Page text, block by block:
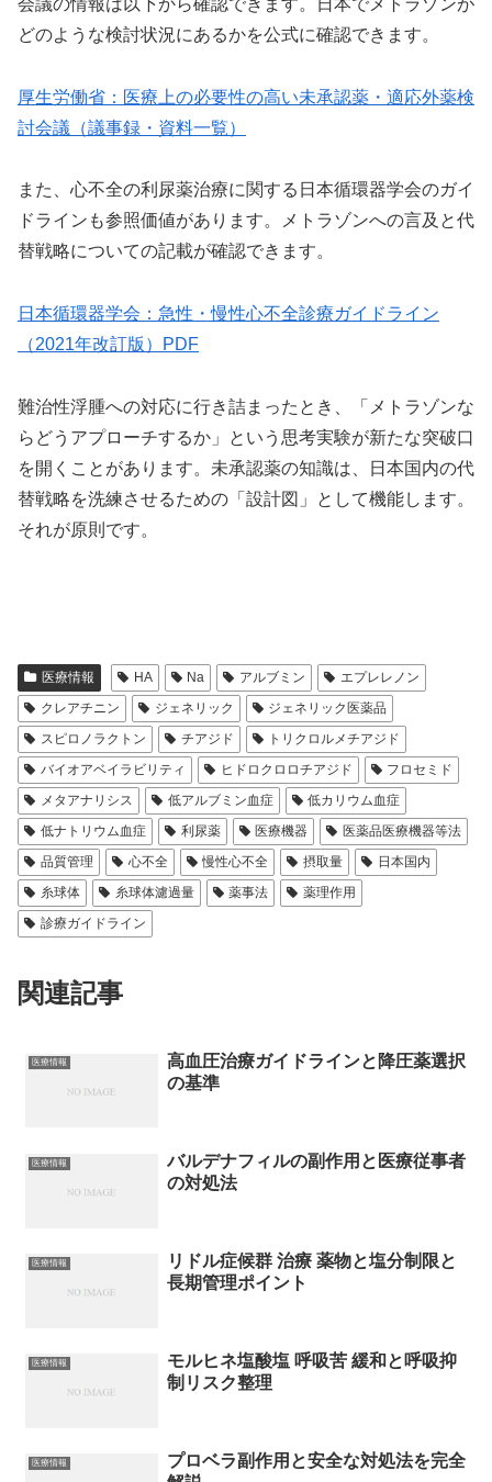
どのような検討状況にあるかを公式に確認できます。
厚生労働省：医療上の必要性の高い未承認薬・適応外薬検
討会議（議事録・資料一覧）
また、心不全の利尿薬治療に関する日本循環器学会のガイ
ドラインも参照価値があります。メトラゾンへの言及と代
替戦略についての記載が確認できます。
日本循環器学会：急性・慢性心不全診療ガイドライン
（2021年改訂版）PDF
難治性浮腫への対応に行き詰まったとき、「メトラゾンな
らどうアプローチするか」という思考実験が新たな突破口
を開くことがあります。未承認薬の知識は、日本国内の代
替戦略を洗練させるための「設計図」として機能します。
それが原則です。
医療情報 HA Na アルブミン
エプレレノン
クレアチニン
ジェネリック
ジェネリック医薬品
スピロノラクトン
チアジド
トリクロルメチアジド
バイオアベイラビリティ
ヒドロクロロチアジド
フロセミド
メタアナリシス
低アルブミン血症
低カリウム血症
低ナトリウム血症
利尿薬 医療機器
医薬品医療機器等法
品質管理
心不全 慢性心不全 摂取量
日本国内
糸球体
糸球体濾過量 薬事法
薬理作用
診療ガイドライン
関連記事
医療情報
高血圧治療ガイドラインと降圧薬選択
の基準
医療情報
バルデナフィルの副作用と医療従事者
の対処法
医療情報
リドル症候群 治療 薬物と塩分制限と
長期管理ポイント
医療情報
モルヒネ塩酸塩 呼吸苦 緩和と呼吸抑
制リスク整理
医療情報
プロベラ副作用と安全な対処法を完全